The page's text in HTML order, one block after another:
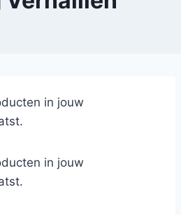
in jouw
in jouw